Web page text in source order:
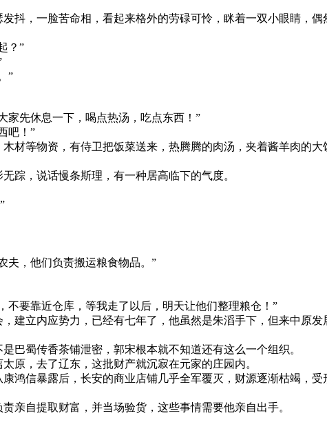
，一脸苦命相，看起来格外的劳碌可怜，眯着一双小眼睛，偶
？”
”
家先休息一下，喝点热汤，吃点东西！”
吧！”
等物资，有侍卫把饭菜送来，热腾腾的肉汤，夹着酱羊肉的大
踪，说话慢条斯理，有一种居高临下的气度。
夫，他们负责搬运粮食物品。”
要靠近仓库，等我走了以后，明天让他们整理粮仓！”
建立内应势力，已经有七年了，他虽然是朱滔手下，但来中原
巴蜀传香茶铺泄密，郭宋根本就不知道还有这么一个组织。
原，去了辽东，这批财产就沉寂在元家的庄园内。
鸿信暴露后，长安的商业店铺几乎全军覆灭，财源逐渐枯竭，
亲自提取财富，并当场验货，这些事情需要他亲自出手。